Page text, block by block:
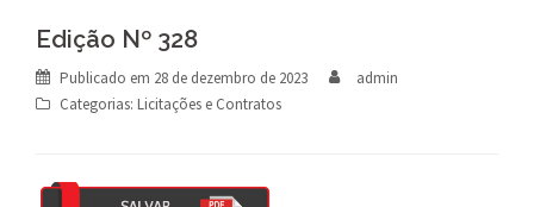
Edição Nº 328
Publicado em 28 de dezembro de 2023
admin
Categorias: Licitações e Contratos